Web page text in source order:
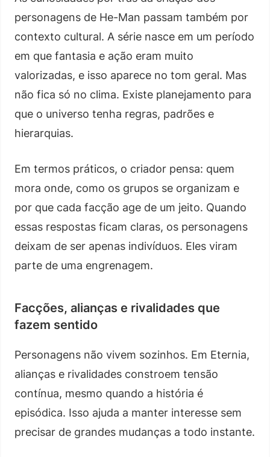
personagens de He-Man passam também por
contexto cultural. A série nasce em um período
em que fantasia e ação eram muito
valorizadas, e isso aparece no tom geral. Mas
não fica só no clima. Existe planejamento para
que o universo tenha regras, padrões e
hierarquias.
Em termos práticos, o criador pensa: quem
mora onde, como os grupos se organizam e
por que cada facção age de um jeito. Quando
essas respostas ficam claras, os personagens
deixam de ser apenas indivíduos. Eles viram
parte de uma engrenagem.
Facções, alianças e rivalidades que
fazem sentido
Personagens não vivem sozinhos. Em Eternia,
alianças e rivalidades constroem tensão
contínua, mesmo quando a história é
episódica. Isso ajuda a manter interesse sem
precisar de grandes mudanças a todo instante.